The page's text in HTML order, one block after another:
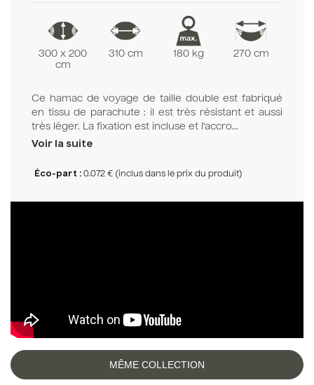
300 x 200
cm
310 cm 180 kg 270 cm
Ce hamac de voyage de taille double est fabriqué
en tissu de parachute : il est très résistant et aussi
très léger. La fixation est incluse et l'accro...
Voir la suite
Éco-part : 0.072 € (inclus dans le prix du produit)
MÊME COLLECTION